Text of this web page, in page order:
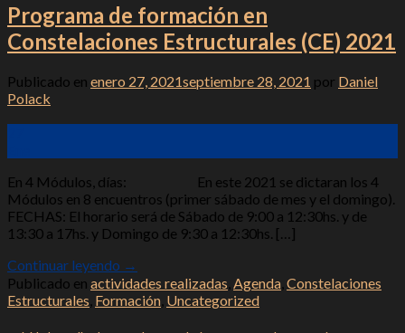
Programa de formación en
Constelaciones Estructurales (CE) 2021
Publicado en enero 27, 2021septiembre 28, 2021 por Daniel
Polack
En 4 Módulos, días: En este 2021 se dictaran los 4
Módulos en 8 encuentros (primer sábado de mes y el domingo).
FECHAS: El horario será de Sábado de 9:00 a 12:30hs. y de
13:30 a 17hs. y Domingo de 9:30 a 12:30hs. […]
Continuar leyendo →
Publicado en actividades realizadas Agenda Constelaciones
Estructurales Formación Uncategorized